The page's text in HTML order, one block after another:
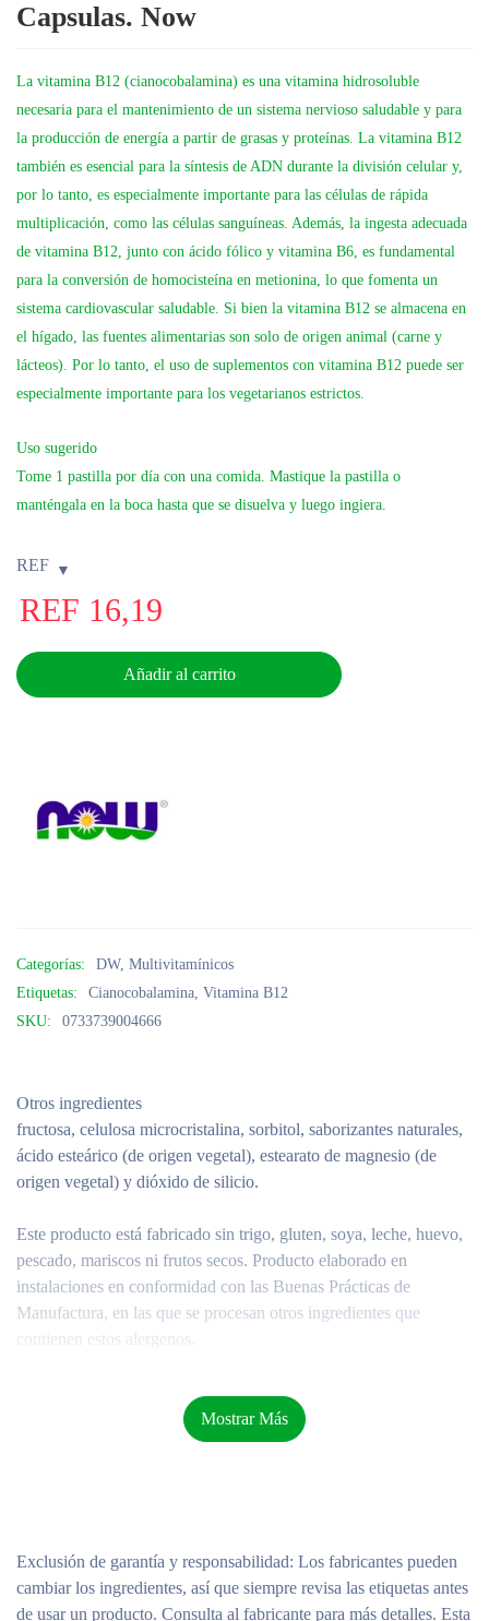
Capsulas. Now
La vitamina B12 (cianocobalamina) es una vitamina hidrosoluble
necesaria para el mantenimiento de un sistema nervioso saludable y para
la producción de energía a partir de grasas y proteínas. La vitamina B12
también es esencial para la síntesis de ADN durante la división celular y,
por lo tanto, es especialmente importante para las células de rápida
multiplicación, como las células sanguíneas. Además, la ingesta adecuada
de vitamina B12, junto con ácido fólico y vitamina B6, es fundamental
para la conversión de homocisteína en metionina, lo que fomenta un
sistema cardiovascular saludable. Si bien la vitamina B12 se almacena en
el hígado, las fuentes alimentarias son solo de origen animal (carne y
lácteos). Por lo tanto, el uso de suplementos con vitamina B12 puede ser
especialmente importante para los vegetarianos estrictos.
Uso sugerido
Tome 1 pastilla por día con una comida. Mastique la pastilla o
manténgala en la boca hasta que se disuelva y luego ingiera.
REF
REF 16,19
Añadir al carrito
Categorías: DW, Multivitamínicos
Etiquetas:
Cianocobalamina, Vitamina B12
SKU:
0733739004666
Otros ingredientes
fructosa, celulosa microcristalina, sorbitol, saborizantes naturales,
ácido esteárico (de origen vegetal), estearato de magnesio (de
origen vegetal) y dióxido de silicio.
Este producto está fabricado sin trigo, gluten, soya, leche, huevo,
pescado, mariscos ni frutos secos. Producto elaborado en
instalaciones en conformidad con las Buenas Prácticas de
Manufactura, en las que se procesan otros ingredientes que
contienen estos alergenos.
Este producto puede presentar una variación de color natural.
afección médica. Mantenga fuera del alcance de los niños.
Mostrar Más
Exclusión de garantía y responsabilidad: Los fabricantes pueden
cambiar los ingredientes, así que siempre revisa las etiquetas antes
de usar un producto. Consulta al fabricante para más detalles. Esta